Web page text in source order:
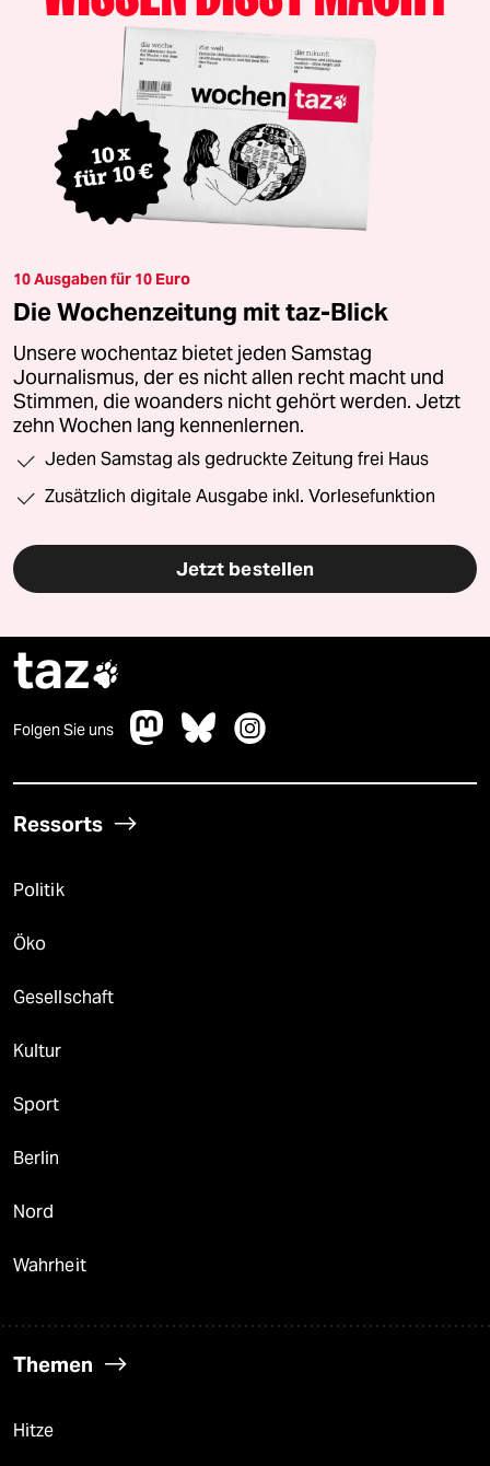
10 Ausgaben für 10 Euro
Die Wochenzeitung mit taz-Blick
Unsere wochentaz bietet jeden Samstag
Journalismus, der es nicht allen recht macht und
Stimmen, die woanders nicht gehört werden. Jetzt
zehn Wochen lang kennenlernen.
Jeden Samstag als gedruckte Zeitung frei Haus
Zusätzlich digitale Ausgabe inkl. Vorlesefunktion
Jetzt bestellen
taz
Folgen Sie uns
Ressorts
Politik
Öko
Gesellschaft
Kultur
Sport
Berlin
Nord
Wahrheit
Themen
Hitze